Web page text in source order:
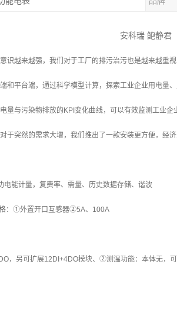
安科瑞 鲍静君
识越来越强，我们对于工厂的排污治污也是越来越重
和平台端，通过科学模型计算，探索工业企业用电量
量与污染物排放的KPI变化曲线，可以有效监测工业企
于突然的需求大增，我们推出了一款安装更方便，经
电能计量，复费率、需量、历史数据存储、谐波
：①外置开口互感器②5A、100A
，另可扩展12DI+4DO模块、②测温功能：本体无，可